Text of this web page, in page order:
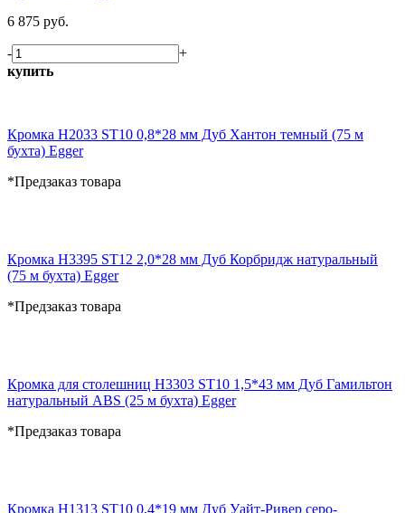
6 875 руб.
-
+
купить
Кромка H2033 ST10 0,8*28 мм Дуб Хантон темный (75 м
бухта) Egger
*Предзаказ товара
Кромка H3395 ST12 2,0*28 мм Дуб Корбридж натуральный
(75 м бухта) Egger
*Предзаказ товара
Кромка для столешниц H3303 ST10 1,5*43 мм Дуб Гамильтон
натуральный ABS (25 м бухта) Egger
*Предзаказ товара
Кромка H1313 ST10 0,4*19 мм Дуб Уайт-Ривер серо-